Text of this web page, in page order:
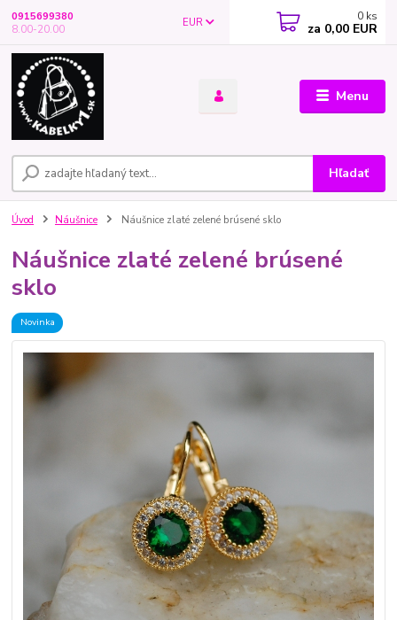
Menu
EUR
Hľadať
0915699380
8.00-20.00
0 ks
za 0,00 EUR
Úvod Náušnice Náušnice zlaté zelené brúsené sklo
Náušnice zlaté zelené brúsené
sklo
Novinka